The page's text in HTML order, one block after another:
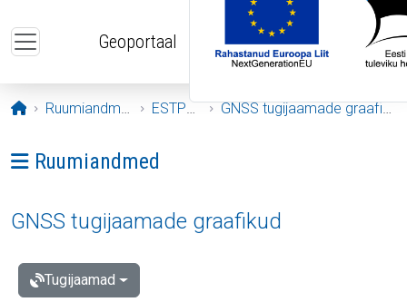
Geoportaal
Avaleht
Ruumiandmed ESTPOS GNSS tugijaamade graafikud
Ava menüü: Ruumiandmed
Ruumiandmed
GNSS tugijaamade graafikud
Tugijaamad